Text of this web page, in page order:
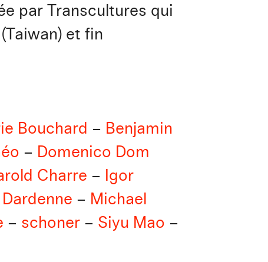
par Transcultures qui
et fin
Bouchard – Benjamin
– Domenico Dom
Charre – Igor
– Michael
– schoner – Siyu Mao –